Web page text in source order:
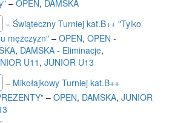
– OPEN, DAMSKA
– Świąteczny Turniej kat.B++ "Tylko
mężczyzn" – OPEN, OPEN -
, DAMSKA - Eliminacje,
U11, JUNIOR U13
– Mikołajkowy Turniej kat.B++
– OPEN, DAMSKA, JUNIOR